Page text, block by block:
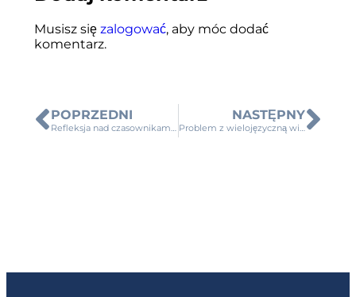
Musisz się zalogować, aby móc dodać
komentarz.
POPRZEDNI
Refleksja nad czasownikami zwrotnymi
NASTĘPNY
Problem z wielojęzyczną wielozadaniowością